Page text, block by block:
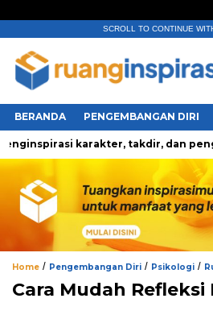
SCROLL TO CONTINUE
BERANDA PENGEMBANGAN DIRI
karakter, takdir, dan
Home / Pengembangan Diri / Psikologi /
Cara Mudah Refleksi